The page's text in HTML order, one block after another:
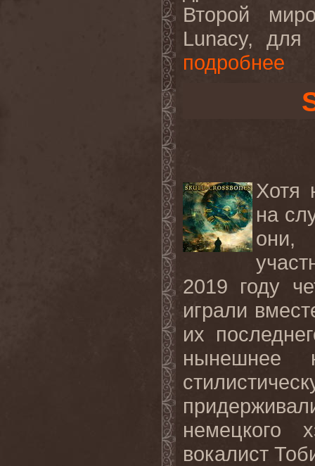
Второй
Lunacy, для
подробнее
Хотя
на
они,
2019 году
играли
их
нынешнее
немецкого
вокалист